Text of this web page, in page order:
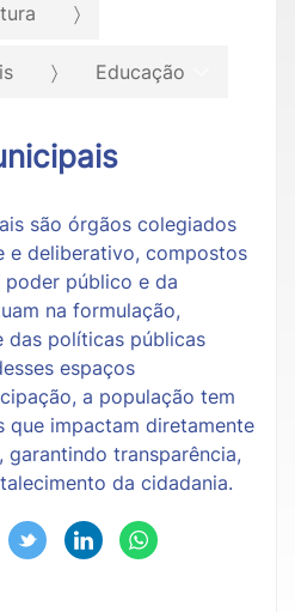
Educação
são órgãos colegiados
e deliberativo, compostos
público e da
na formulação,
das políticas públicas
espaços
a população tem
que impactam diretamente
garantindo transparência,
da cidadania.